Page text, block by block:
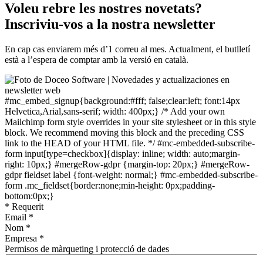
Voleu rebre les nostres novetats?
Inscriviu-vos a la nostra newsletter
En cap cas enviarem més d’1 correu al mes. Actualment, el butlletí
està a l’espera de comptar amb la versió en català.
#mc_embed_signup{background:#fff; false;clear:left; font:14px
Helvetica,Arial,sans-serif; width: 400px;} /* Add your own
Mailchimp form style overrides in your site stylesheet or in this style
block. We recommend moving this block and the preceding CSS
link to the HEAD of your HTML file. */ #mc-embedded-subscribe-
form input[type=checkbox]{display: inline; width: auto;margin-
right: 10px;} #mergeRow-gdpr {margin-top: 20px;} #mergeRow-
gdpr fieldset label {font-weight: normal;} #mc-embedded-subscribe-
form .mc_fieldset{border:none;min-height: 0px;padding-
bottom:0px;}
* Requerit
Email *
Nom *
Empresa *
Permisos de màrqueting i protecció de dades